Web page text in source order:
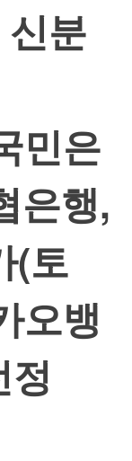
분
민은
은행,
(토
오뱅